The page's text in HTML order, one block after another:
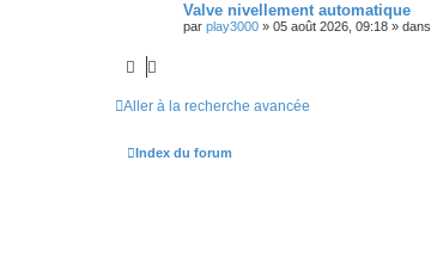
Valve nivellement automatique
par play3000 » 05 août 2026, 09:18 » dans
Aller à la recherche avancée
Index du forum